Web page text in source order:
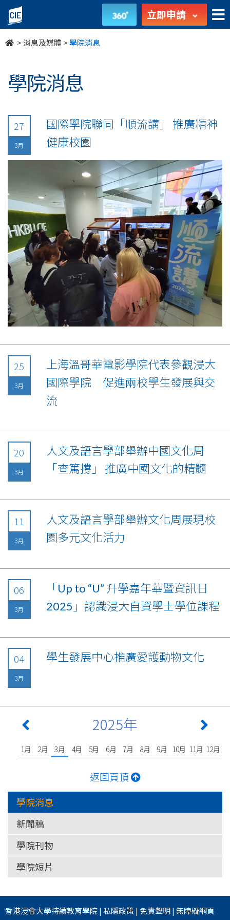
undefined 立即申請
>消息及媒體 >學院消息
學院消息
27
3月
國際學院聯同「順流講」 推廣精神
健康校園
25
3月
上海溫哥華電影學院代表參觀浸大
國際學院 促進兩校學生發展與交
流
20
3月
人文及語言學部舉辦中國文化周
「查篤撐」 推廣中國文化的精髓
11
3月
人文及語言學部舉辦文化周展現校
園多元文化活力
06
3月
「Up to “U” 升學嘉年華暨資訊日
2025」認識浸大自資學士學位課程
04
3月
學生發展中心推廣愛護動物文化
2025年
1月 2月 3月 4月 5月 6月 7月 8月 9月 10月 11月 12月
返回頁頂
學院消息
新聞稿
學院刊物
學院短片
香港浸會大學持續教育學院| 私隱政策|免責聲明|無障礙網頁